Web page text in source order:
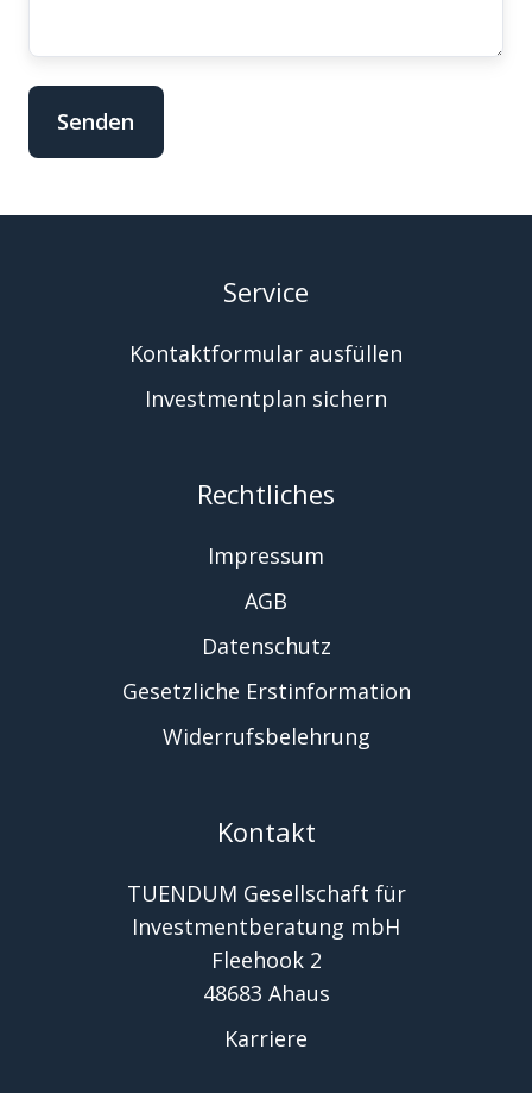
Service
Kontaktformular ausfüllen
Investmentplan sichern
Rechtliches
Impressum
AGB
Datenschutz
Gesetzliche Erstinformation
Widerrufsbelehrung
Kontakt
TUENDUM Gesellschaft für
Investmentberatung mbH
Fleehook 2
48683 Ahaus
Karriere